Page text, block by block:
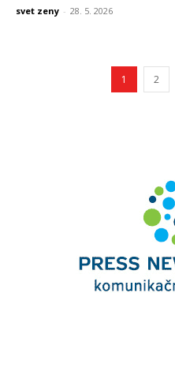
svet zeny - 28. 5. 2026
1 2